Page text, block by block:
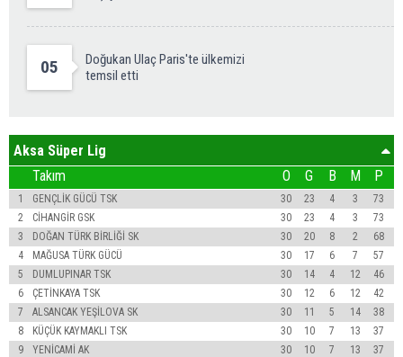
05
Doğukan Ulaç Paris'te ülkemizi
temsil etti
Aksa Süper Lig
Takım
O G B M P
1 GENÇLİK GÜCÜ TSK 30 23 4 3
73
2
CİHANGİR GSK 30 23 4 3
73
3
DOĞAN TÜRK BİRLİĞİ SK 30 20 8 2
68
4
MAĞUSA TÜRK GÜCÜ 30 17 6 7
57
5
DUMLUPINAR TSK 30 14 4 12
46
6
ÇETİNKAYA TSK 30 12 6 12
42
7
ALSANCAK YEŞİLOVA SK 30 11 5 14
38
8
KÜÇÜK KAYMAKLI TSK 30 10 7 13
37
9
YENİCAMİ AK 30 10 7 13
37